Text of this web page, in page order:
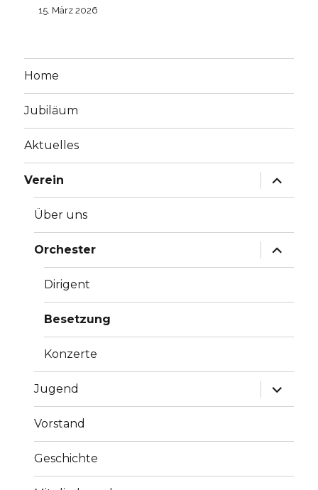
15. März 2026
Home
Jubiläum
Aktuelles
Verein
öffnen
Über uns
Orchester
öffnen
Dirigent
Besetzung
Konzerte
Jugend
öffnen
Vorstand
Geschichte